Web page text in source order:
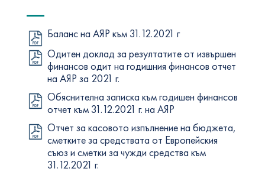
Баланс на АЯР към 31.12.2021 г
Одитен доклад за резултатите от извършен
финансов одит на годишния финансов отчет
на АЯР за 2021 г.
Обяснителна записка към годишен финансов
отчет към 31.12.2021 г. на АЯР
Отчет за касовото изпълнение на бюджета,
сметките за средствата от Европейския
съюз и сметки за чужди средства към
31.12.2021 г.